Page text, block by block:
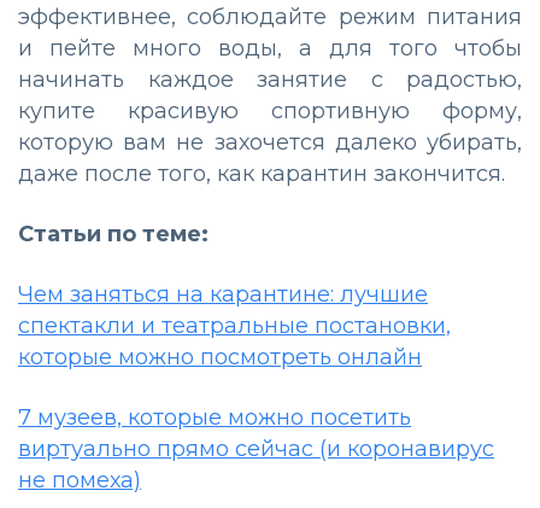
эффективнее, соблюдайте режим питания
и пейте много воды, а для того чтобы
начинать каждое занятие с радостью,
купите красивую спортивную форму,
которую вам не захочется далеко убирать,
даже после того, как карантин закончится.
Статьи по теме:
Чем заняться на карантине: лучшие
спектакли и театральные постановки,
которые можно посмотреть онлайн
7 музеев, которые можно посетить
виртуально прямо сейчас (и коронавирус
не помеха)